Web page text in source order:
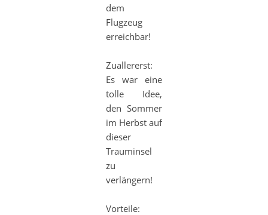
dem
Flugzeug
erreichbar!
Zuallererst:
Es war eine
tolle Idee,
den Sommer
im Herbst auf
dieser
Trauminsel
zu
verlängern!
Vorteile: